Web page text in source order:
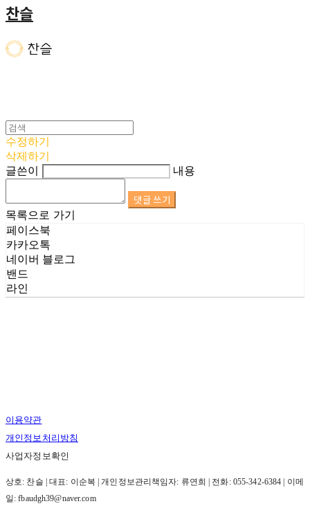
찬슬
수정하기
삭제하기
글쓴이
내용
댓글 쓰기
목록으로 가기
페이스북
카카오톡
네이버 블로그
밴드
라인
이용약관
개인정보처리방침
사업자정보확인
상호: 찬슬 | 대표: 이순복 | 개인정보관리책임자: 류연희 | 전화: 055-342-6384 | 이메
일: fbaudgh39@naver.com